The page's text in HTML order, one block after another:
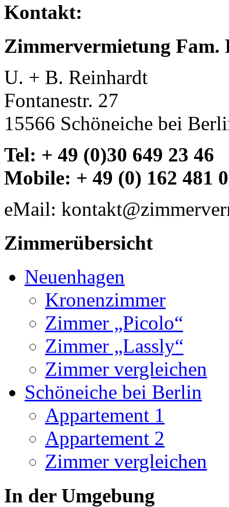
Kontakt:
Zimmervermietung Fam.
U. + B. Reinhardt
Fontanestr. 27
15566 Schöneiche bei
Tel: + 49 (0)30 649 23 46
Mobile: + 49 (0) 162 481
eMail:
Zimmerübersicht
Neuenhagen
Kronenzimmer
Zimmer „Picolo“
Zimmer „Lassly“
Zimmer vergleichen
Schöneiche bei Berlin
Appartement 1
Appartement 2
Zimmer vergleichen
In der Umgebung